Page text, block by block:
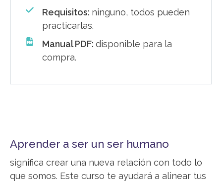
Requisitos: ninguno, todos pueden
practicarlas.
Manual PDF: disponible para la
compra.
Aprender a ser un ser humano
significa crear una nueva relación con todo lo
que somos. Este curso te ayudará a alinear tus